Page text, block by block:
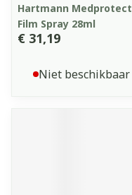
Hartmann Medprotect
Film Spray 28ml
€ 31,19
Niet beschikbaar